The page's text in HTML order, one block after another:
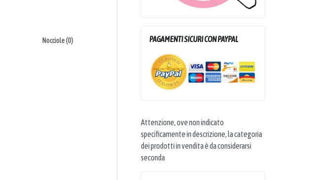
Nocciole (0) PAGAMENTI SICURI CON PAYPAL
Attenzione, ove non indicato
specificamente in descrizione, la categoria
dei prodotti in vendita è da considerarsi
seconda